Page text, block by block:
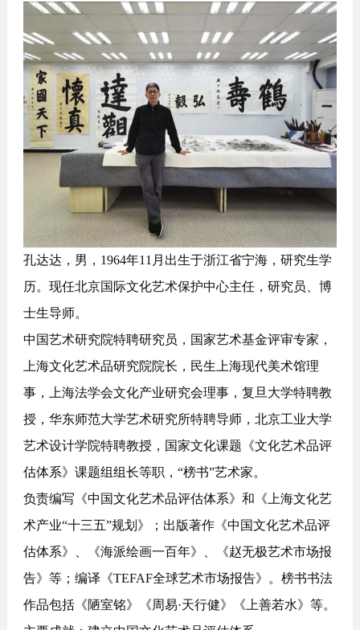
孔达达，男，1964年11月出生于浙江省宁海，研究生学
历。现任北京国际文化艺术保护中心主任，研究员、博
士生导师。
中国艺术研究院特聘研究员，国家艺术基金评审专家，
上海文化艺术品研究院院长，民生上海现代美术馆理
事，上海法学会文化产业研究会理事，复旦大学特聘教
授，华东师范大学艺术研究所特聘导师，北京工业大学
艺术设计学院特聘教授，国家文化课题《文化艺术品评
估体系》课题组组长等职，“榜书”艺术家。
负责编写《中国文化艺术品评估体系》和《上海文化艺
术产业“十三五”规划》；出版著作《中国文化艺术品评
估体系》、《海派绘画一百年》、《赵无极艺术市场报
告》等；编译《TEFAF全球艺术市场报告》。榜书书法
作品包括《陋室铭》《周易·天行健》《上善若水》等。